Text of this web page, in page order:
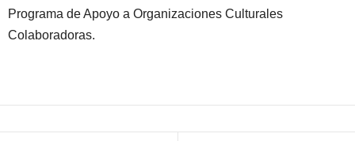
Programa de Apoyo a Organizaciones Culturales
Colaboradoras.